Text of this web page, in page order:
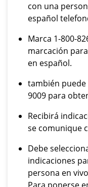
con una
español
Marca 1-800-
marcación
en español.
también puede
9009 para
Recibirá
se comunique
Debe
indicaciones
persona en